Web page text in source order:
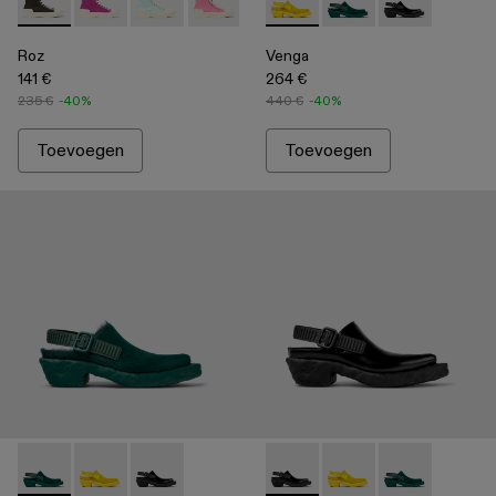
Roz - A700002-001 - Zwarte sneakers van gerecycled
Roz - A700002-006
Roz - A700002-005
Roz - A700002-004 - Pink
Roz - A700002-003 - Brown
Roz - A700002-002 -
Roz
141 €
235 € -40%
Toevoegen
Venga - A500007-003 -
Venga - A500007-
Venga -
Venga
264 €
440 € -40%
Toevoegen
Venga - A500007-002 - Green
Venga - A500007-003 - Yellow
Venga - A500007-001 - BlackVenga - A500007-001 - Black
Venga - A500007-
Venga -